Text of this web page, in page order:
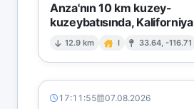
Anza'nın 10 km kuzey-
kuzeybatısında, Kaliforniya
12.9 km I 33.64, -116.71
17:11:55 07.08.2026